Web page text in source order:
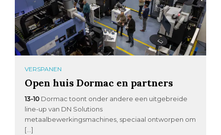
VERSPANEN
Open huis Dormac en partners
13-10 Dormac toont onder andere een uitgebreide
line-up van DN Solutions
metaalbewerkingsmachines, speciaal ontworpen om
[…]